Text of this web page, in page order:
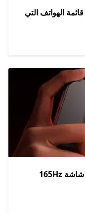
الهواتف التي
هاتف REDMI K90 Max قادم بقوة: شاشة 165Hz